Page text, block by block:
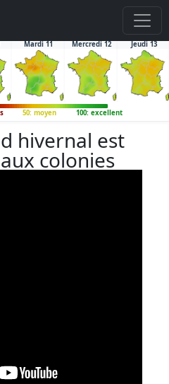
Mardi 11 Mercredi 12 Jeudi 13
50: moyen 100: excellent
hivernal est
colonies